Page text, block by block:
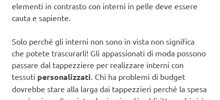
elementi in contrasto con interni in pelle deve essere
cauta e sapiente.
Solo perché gli interni non sono in vista non significa
che potete trascurarli! Gli appassionati di moda possono
passare dal tappezziere per realizzare interni con
tessuti personalizzati. Chi ha problemi di budget
dovrebbe stare alla larga dai tappezzieri perché la spesa